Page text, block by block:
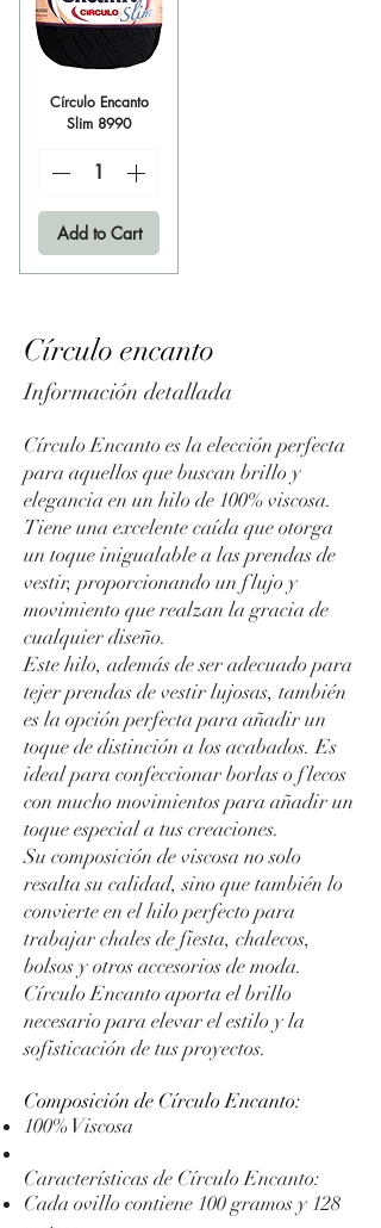
Círculo Encanto
Slim 8990
Add to Cart
Círculo encanto
Información detallada
Círculo Encanto es la elección perfecta
para aquellos que buscan brillo y
elegancia en un hilo de 100% viscosa.
Tiene una excelente caída que otorga
un toque inigualable a las prendas de
vestir, proporcionando un flujo y
movimiento que realzan la gracia de
cualquier diseño.
Este hilo, además de ser adecuado para
tejer prendas de vestir lujosas, también
es la opción perfecta para añadir un
toque de distinción a los acabados. Es
ideal para confeccionar borlas o flecos
con mucho movimientos para añadir un
toque especial a tus creaciones.
Su composición de viscosa no solo
resalta su calidad, sino que también lo
convierte en el hilo perfecto para
trabajar chales de fiesta, chalecos,
bolsos y otros accesorios de moda.
Círculo Encanto aporta el brillo
necesario para elevar el estilo y la
sofisticación de tus proyectos.
Composición de Círculo Encanto:
100% Viscosa
Características de Círculo Encanto:
Cada ovillo contiene 100 gramos y 128